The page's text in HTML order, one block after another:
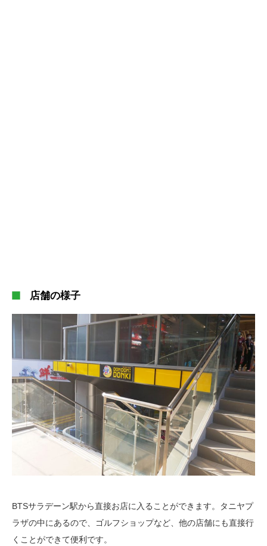
店舗の様子
BTSサラデーン駅から直接お店に入ることができます。タニヤプ
ラザの中にあるので、ゴルフショップなど、他の店舗にも直接行
くことができて便利です。